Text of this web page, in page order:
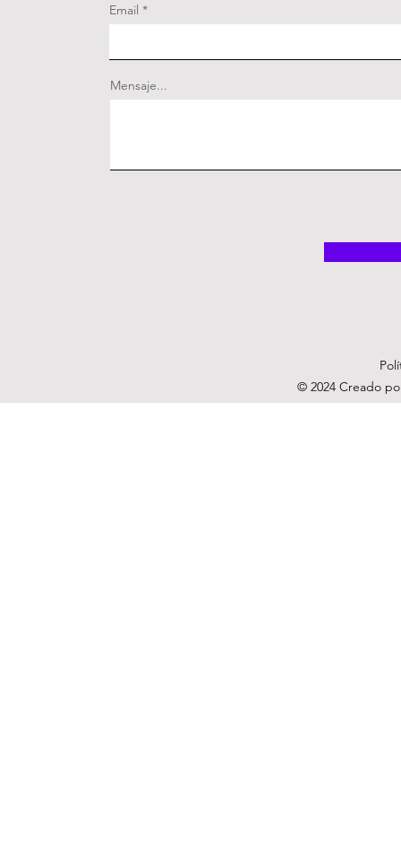
Email
Mensaje...
© 2024 Creado